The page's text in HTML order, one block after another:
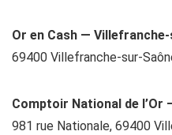
Or en Cash —
69400 Villefranche-sur-
Comptoir National de
981 rue Nationale, 69400